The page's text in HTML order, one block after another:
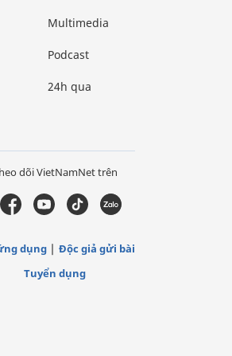
Multimedia
Podcast
24h qua
dõi VietNamNet trên
dụng
Độc giả gửi bài
Tuyển dụng